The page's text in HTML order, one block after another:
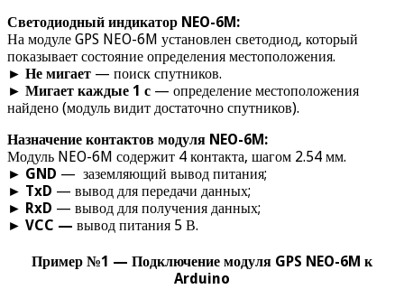
Светодиодный индикатор NEO-6M:
На модуле GPS NEO-6M установлен светодиод, который
показывает состояние определения местоположения.
► Не мигает — поиск спутников.
► Мигает каждые 1 с — определение местоположения
найдено (модуль видит достаточно спутников).
Назначение контактов модуля NEO-6M:
Модуль NEO-6M содержит 4 контакта, шагом 2.54 мм.
► GND — заземляющий вывод питания;
► TxD — вывод для передачи данных;
► RxD — вывод для получения данных;
► VCC — вывод питания 5 В.
Пример №1 — Подключение модуля GPS NEO-6M к
Arduino